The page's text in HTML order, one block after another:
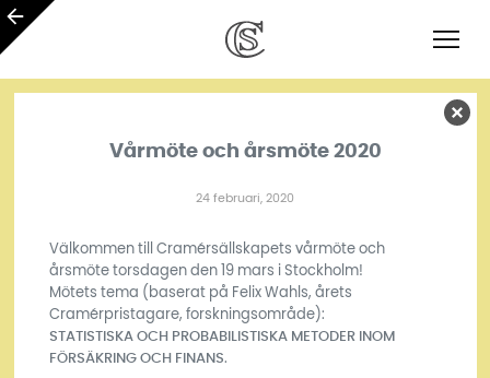
Vårmöte och årsmöte 2020
24 februari, 2020
Välkommen till Cramérsällskapets vårmöte och
årsmöte torsdagen den 19 mars i Stockholm!
Mötets tema (baserat på Felix Wahls, årets
Cramérpristagare, forskningsområde):
STATISTISKA OCH PROBABILISTISKA METODER INOM
FÖRSÄKRING OCH FINANS.